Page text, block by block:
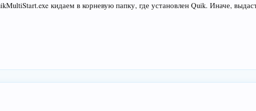
кидаем в корневую папку, где установлен Quik. Иначе,